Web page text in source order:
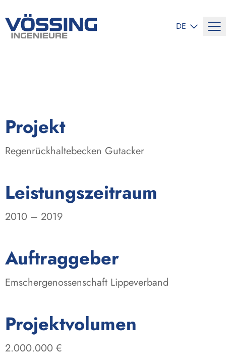
DE
Projekt
Regenrückhaltebecken Gutacker
Leistungszeitraum
2010 – 2019
Auftraggeber
Emschergenossenschaft Lippeverband
Projektvolumen
2.000.000 €